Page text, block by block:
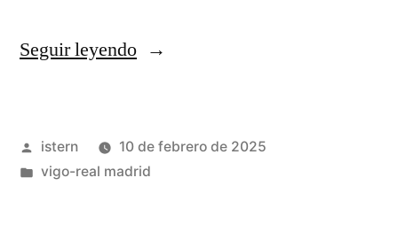
Seguir leyendo«camiseta
madrid»
Publicado
por
istern
10 de febrero de 2025
Publicado
vigo-real madrid